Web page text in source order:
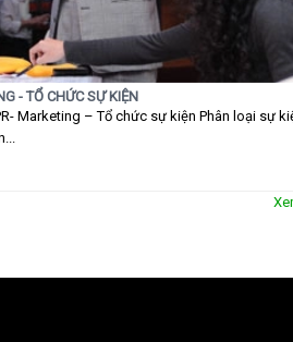
- TỔ CHỨC SỰ KIỆN
Marketing – Tổ chức sự kiện Phân loại sự